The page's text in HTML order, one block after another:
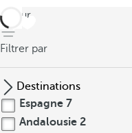
retour
Filtrer par
Destinations
Espagne 7
Andalousie 2